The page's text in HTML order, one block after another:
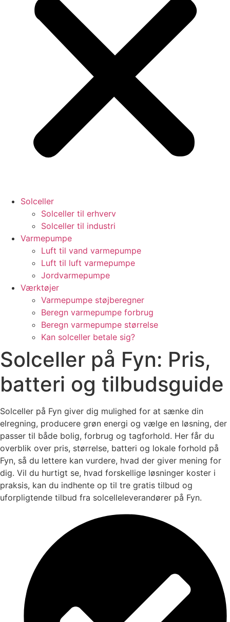
Solceller
Solceller til erhverv
Solceller til industri
Varmepumpe
Luft til vand varmepumpe
Luft til luft varmepumpe
Jordvarmepumpe
Værktøjer
Varmepumpe støjberegner
Beregn varmepumpe forbrug
Beregn varmepumpe størrelse
Kan solceller betale sig?
Solceller på Fyn: Pris,
batteri og tilbudsguide
Solceller på Fyn giver dig mulighed for at sænke din
elregning, producere grøn energi og vælge en løsning, der
passer til både bolig, forbrug og tagforhold. Her får du
overblik over pris, størrelse, batteri og lokale forhold på
Fyn, så du lettere kan vurdere, hvad der giver mening for
dig. Vil du hurtigt se, hvad forskellige løsninger koster i
praksis, kan du indhente op til tre gratis tilbud og
uforpligtende tilbud fra solcelleleverandører på Fyn.